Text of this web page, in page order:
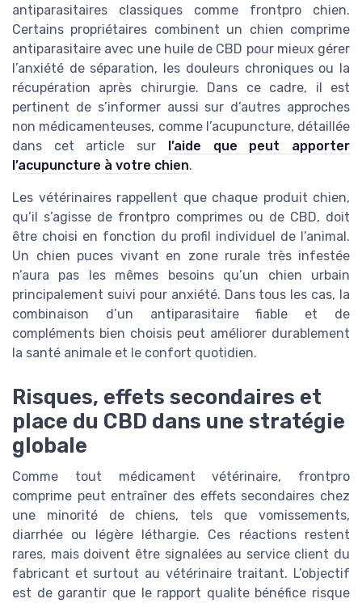
antiparasitaires classiques comme frontpro chien.
Certains propriétaires combinent un chien comprime
antiparasitaire avec une huile de CBD pour mieux gérer
l’anxiété de séparation, les douleurs chroniques ou la
récupération après chirurgie. Dans ce cadre, il est
pertinent de s’informer aussi sur d’autres approches
non médicamenteuses, comme l’acupuncture, détaillée
dans cet article sur
l’aide que peut apporter
l’acupuncture à votre chien.
Les vétérinaires rappellent que chaque produit chien,
qu’il s’agisse de frontpro comprimes ou de CBD, doit
être choisi en fonction du profil individuel de l’animal.
Un chien puces vivant en zone rurale très infestée
n’aura pas les mêmes besoins qu’un chien urbain
principalement suivi pour anxiété. Dans tous les cas, la
combinaison d’un antiparasitaire fiable et de
compléments bien choisis peut améliorer durablement
la santé animale et le confort quotidien.
Risques, effets secondaires et
place du CBD dans une stratégie
globale
Comme tout médicament vétérinaire, frontpro
comprime peut entraîner des effets secondaires chez
une minorité de chiens, tels que vomissements,
diarrhée ou légère léthargie. Ces réactions restent
rares, mais doivent être signalées au service client du
fabricant et surtout au vétérinaire traitant. L’objectif
est de garantir que le rapport qualite bénéfice risque